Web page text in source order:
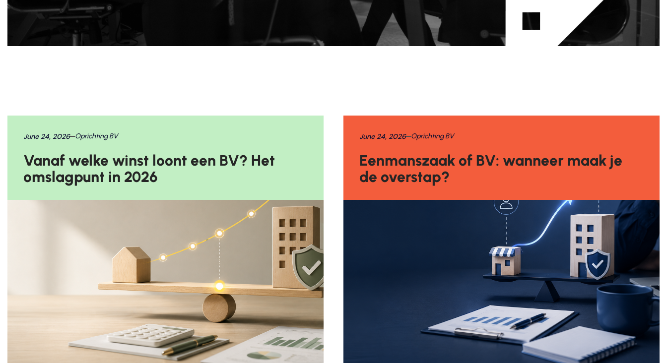
June 24, 2026 Oprichting BV
Vanaf welke winst loont een BV? Het
omslagpunt in 2026
June 24, 2026 Oprichting BV
Eenmanszaak of BV: wanneer maak je
de overstap?